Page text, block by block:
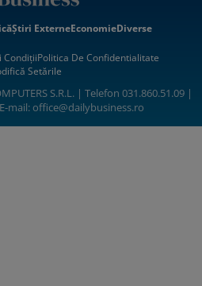
Știri ExterneEconomieDiverse
CondițiiPolitica De Confidentialitate
Setările
S.R.L. | Telefon 031.860.51.09 |
mail:office@dailybusiness.ro